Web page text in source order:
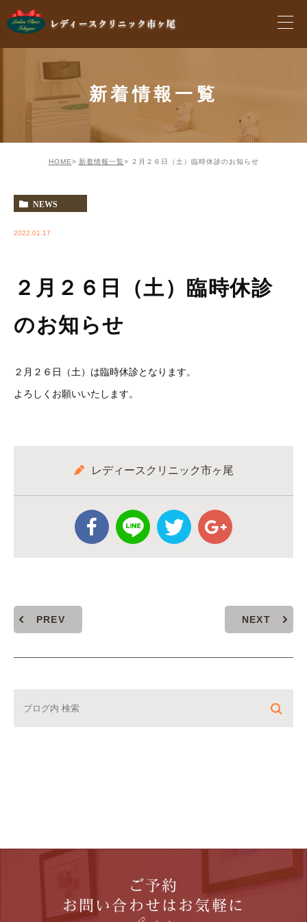
新着情報一覧
HOME 新着情報一覧 ２月２６日（土）臨時休診のお知らせ
NEWS
2022.01.17
２月２６日（土）臨時休診
のお知らせ
２月２６日（土）は臨時休診となります。
よろしくお願いいたします。
レディースクリニック市ヶ尾
PREV NEXT
ご予約
お問い合わせはお気軽に